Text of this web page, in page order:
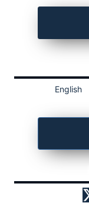
English